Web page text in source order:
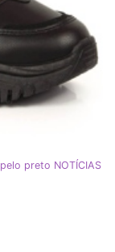
preto NOTÍCIAS